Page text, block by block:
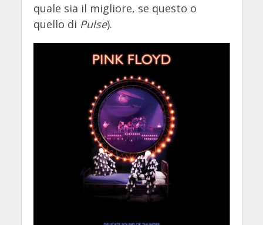
quale sia il migliore, se questo o
quello di Pulse).